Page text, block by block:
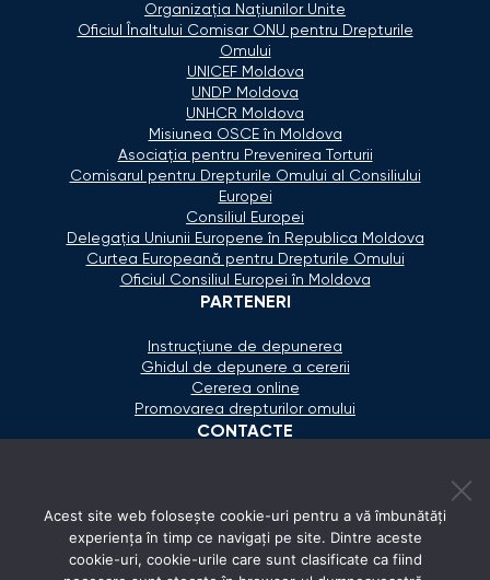
Organizaţia Naţiunilor Unite
Oficiul Înaltului Comisar ONU pentru Drepturile
Omului
UNICEF Moldova
UNDP Moldova
UNHCR Moldova
Misiunea OSCE în Moldova
Asociaţia pentru Prevenirea Torturii
Comisarul pentru Drepturile Omului al Consiliului
Europei
Consiliul Europei
Delegaţia Uniunii Europene în Republica Moldova
Curtea Europeană pentru Drepturile Omului
Oficiul Consiliul Europei în Moldova
PARTENERI
Instrucțiune de depunerea
Ghidul de depunere a cererii
Cererea online
Promovarea drepturilor omului
CONTACTE
secretariat@ombudsman.md
Strada Calea Ieşilor 11/3, Chişinău
Acest site web folosește cookie-uri pentru a vă îmbunătăți
experiența în timp ce navigați pe site. Dintre aceste
cookie-uri, cookie-urile care sunt clasificate ca fiind